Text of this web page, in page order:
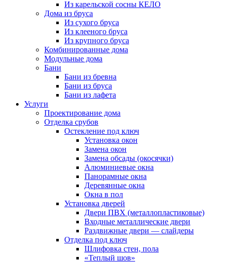
Из карельской сосны КЕЛО
Дома из бруса
Из сухого бруса
Из клееного бруса
Из крупного бруса
Комбинированные дома
Модульные дома
Бани
Бани из бревна
Бани из бруса
Бани из лафета
Услуги
Проектирование дома
Отделка срубов
Остекление под ключ
Установка окон
Замена окон
Замена обсады (окосячки)
Алюминиевые окна
Панорамные окна
Деревянные окна
Окна в пол
Установка дверей
Двери ПВХ (металлопластиковые)
Входные металлические двери
Раздвижные двери — слайдеры
Отделка под ключ
Шлифовка стен, пола
«Теплый шов»